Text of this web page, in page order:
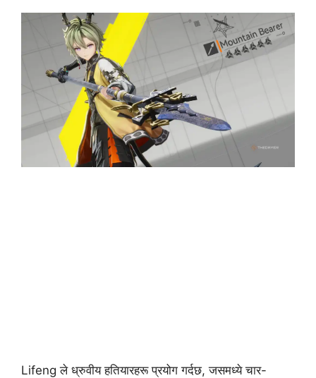
Lifeng ले ध्रुवीय हतियारहरू प्रयोग गर्दछ, जसमध्ये चार-